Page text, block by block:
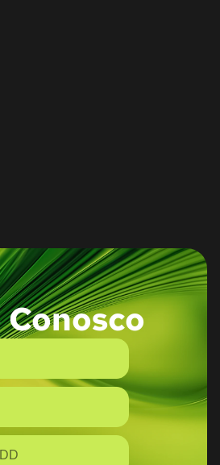
Conosco